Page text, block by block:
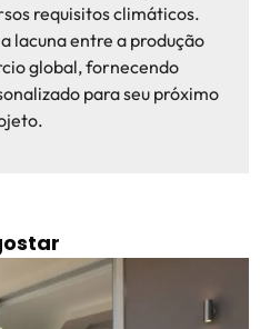
requisitos climáticos.
lacuna entre a produção
global, fornecendo
para seu próximo